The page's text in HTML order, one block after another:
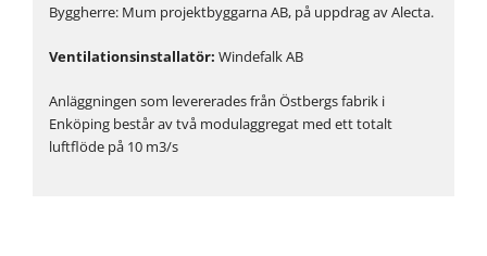
Byggherre: Mum projektbyggarna AB, på uppdrag av Alecta.
Ventilationsinstallatör: Windefalk AB
Anläggningen som levererades från Östbergs fabrik i
Enköping består av två modulaggregat med ett totalt
luftflöde på 10 m3/s